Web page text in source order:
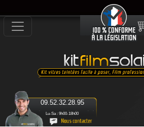
Lu-Sa : 9h00-18h00
09.52.32.28.95